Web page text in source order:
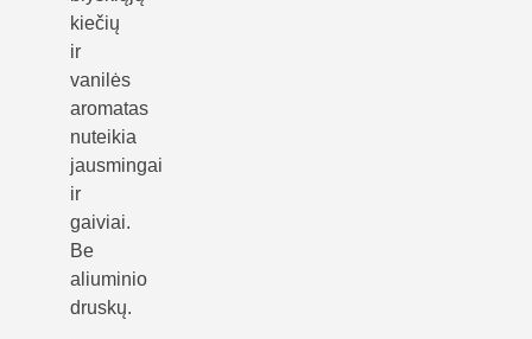
kiečių
ir
vanilės
aromatas
nuteikia
jausmingai
ir
gaiviai.
Be
aliuminio
druskų.